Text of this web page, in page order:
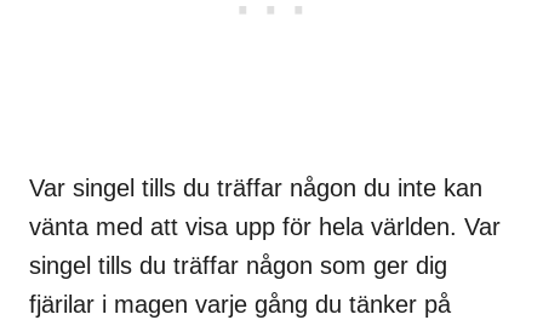
Var singel tills du träffar någon du inte kan
vänta med att visa upp för hela världen. Var
singel tills du träffar någon som ger dig
fjärilar i magen varje gång du tänker på